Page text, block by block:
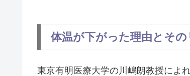
体温が下がった理由とその
東京有明医療大学の川嶋朗教授によ